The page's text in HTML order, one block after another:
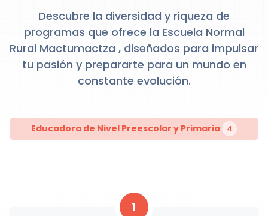
Descubre la diversidad y riqueza de
programas que ofrece la Escuela Normal
Rural Mactumactza , diseñados para impulsar
tu pasión y prepararte para un mundo en
constante evolución.
Educadora de Nivel Preescolar y Primaria 4
1